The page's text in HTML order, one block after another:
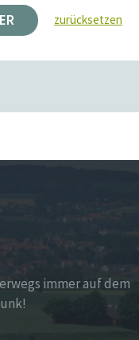
zurücksetzen
immer auf dem